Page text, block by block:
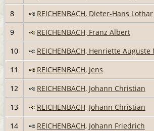
8
REICHENBACH, Dieter-Hans Lothar
9
REICHENBACH, Franz Albert
10
REICHENBACH, Henriette
11
REICHENBACH, Jens
12
REICHENBACH, Johann Christian
13
REICHENBACH, Johann Christian
14
REICHENBACH, Johann Friedrich